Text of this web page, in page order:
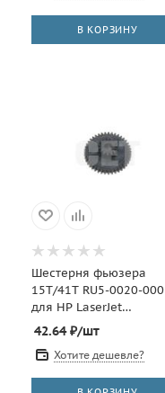
В КОРЗИНУ
Шестерня фьюзера
15T/41T RU5-0020-000
для HP LaserJet
4200/4300/4250/4350
(CET), CET1071
42.64₽/шт
Хотите дешевле?